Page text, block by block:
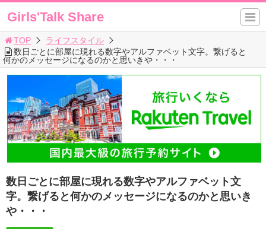
Girls'Talk Share
TOP
ライフスタイル
数日ごとに部屋に現れる数字やアルファベット文字。繋げると
何かのメッセージになるのかと思いきや・・・
数日ごとに部屋に現れる数字やアルファベット文
字。繋げると何かのメッセージになるのかと思いき
や・・・